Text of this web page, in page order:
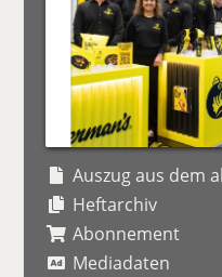
Auszug aus dem
Heftarchiv
Abonnement
Mediadaten